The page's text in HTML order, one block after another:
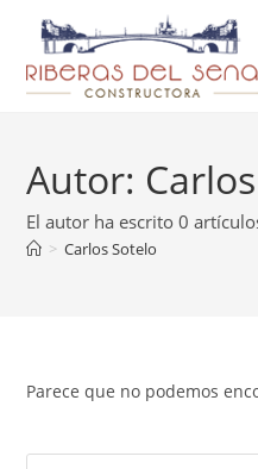
Autor:
El autor ha escrito 0
> Carlos Sotelo
Parece que no podemos